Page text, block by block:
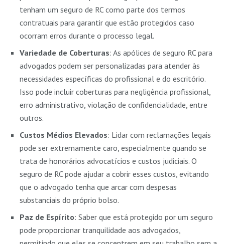
tenham um seguro de RC como parte dos termos
contratuais para garantir que estão protegidos caso
ocorram erros durante o processo legal.
Variedade de Coberturas: As apólices de seguro RC para
advogados podem ser personalizadas para atender às
necessidades específicas do profissional e do escritório.
Isso pode incluir coberturas para negligência profissional,
erro administrativo, violação de confidencialidade, entre
outros.
Custos Médios Elevados: Lidar com reclamações legais
pode ser extremamente caro, especialmente quando se
trata de honorários advocatícios e custos judiciais. O
seguro de RC pode ajudar a cobrir esses custos, evitando
que o advogado tenha que arcar com despesas
substanciais do próprio bolso.
Paz de Espírito: Saber que está protegido por um seguro
pode proporcionar tranquilidade aos advogados,